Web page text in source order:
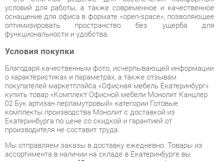
Условия покупки
Благодаря качественным фото, исчерпывающей информации
о характеристиках и параметрах, а также отзывам
купить товар «Комплект Офисной мебели Монолит Канцлер
комплекты производства Монолит с доставкой из
Екатеринбурга по цене со скидкой и гарантией от
производителя не составит труда.
Мы отправляем заказы в доставку ежедневно. Товары из
ассортимента в наличии на складе в Екатеринбурге вы
получите не позднее48-ми часовс момента оформления
заказа. Дополнительно вы можете заказать подъём на этаж
и сборку мебельных изделий.
Срок доставки в другие регионы, и для товаров, находящихся